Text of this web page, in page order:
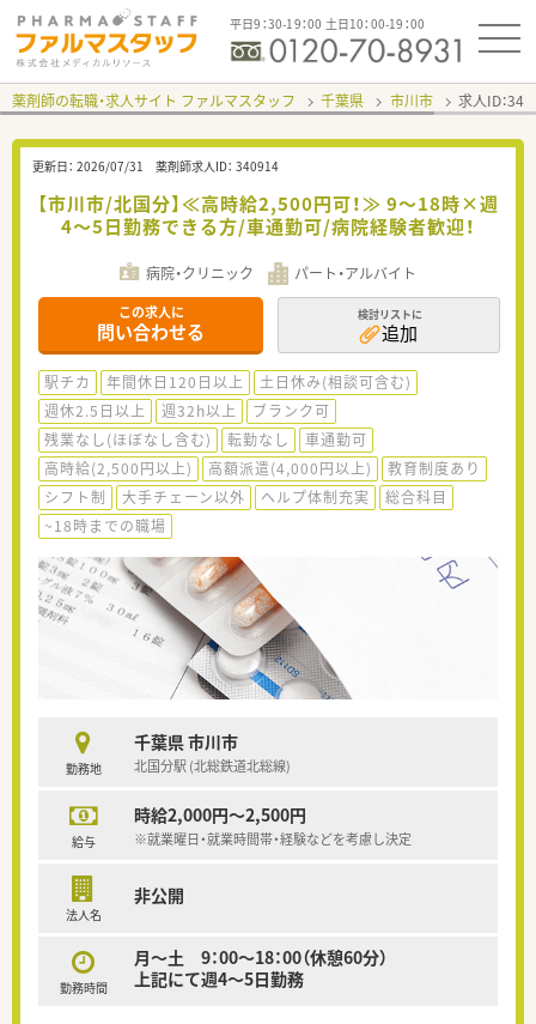
平日9：30-19：00 土日10：00-19：00
薬剤師の転職・求人サイト ファルマスタッフ 千葉県 市川市 求人ID：
更新日： 2026/07/31 薬剤師求人ID： 340914
【市川市/北国分】≪高時給2,500円可！≫ 9～18時×週
4～5日勤務できる方/車通勤可/病院経験者歓迎！
病院・クリニック パート・アルバイト
この求人に
問い合わせる
検討リストに
追加
駅チカ 年間休日120日以上
土日休み(相談可含む)
週休2.5日以上
週32h以上
ブランク可
残業なし(ほぼなし含む)
転勤なし
車通勤可
高時給(2,500円以上)
高額派遣(4,000円以上)
教育制度あり
シフト制
大手チェーン以外 ヘルプ体制充実
総合科目
~18時までの職場
勤務地
千葉県 市川市
北国分駅 (北総鉄道北総線)
給与
時給2,000円～2,500円
※就業曜日・就業時間帯・経験などを考慮し決定
法人名
非公開
勤務時間
月～土 9：00～18：00（休憩60分）
上記にて週4～5日勤務